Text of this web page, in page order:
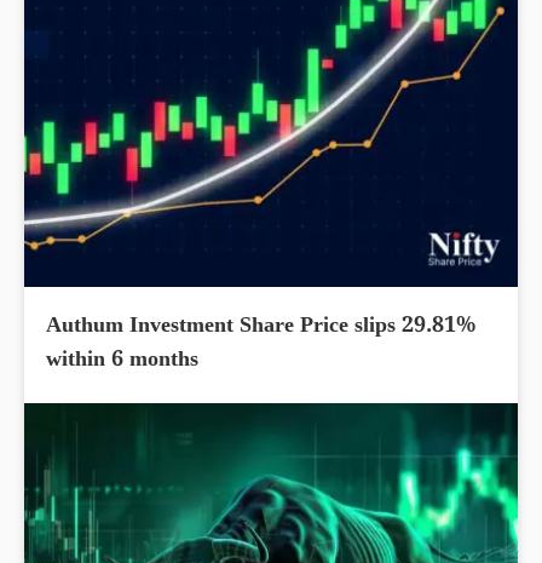
Authum Investment Share Price slips 29.81%
within 6 months